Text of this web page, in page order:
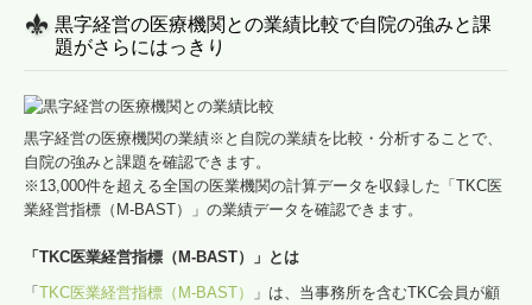
黒字経営の医療機関との業績比較で自院の強みと課
題がさらにはっきり
黒字経営の医療機関の業績※と自院の業績を比較・分析することで、
自院の強みと課題を確認できます。
※13,000件を超える全国の医業機関の計算データを収録した「TKC医
業経営指標（M-BAST）」の業績データを確認できます。
「TKC医業経営指標（M-BAST）」とは
「 TKC医業経営指標（M-BAST）
」は、当事務所を含むTKC会員が顧